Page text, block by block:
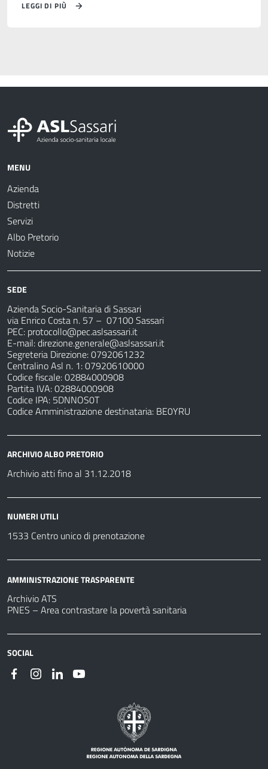
LEGGI DI PIÙ
MENU
Azienda
Distretti
Servizi
Albo Pretorio
Notizie
SEDE
Azienda Socio-Sanitaria di Sassari
via Enrico Costa n. 57 – 07100 Sassari
PEC: protocollo@pec.aslsassari.it
E-mail:direzione.generale@aslsassari.it
Segreteria Direzione: 0792061232
Centralino Asl n. 1: 07920610000
Codice fiscale: 02884000908
Partita IVA: 02884000908
Codice IPA: 5DNNOS0T
Codice Amministrazione destinataria: BE0YRU
ARCHIVIO ALBO PRETORIO
Archivio atti fino al 31.12.2018
NUMERI UTILI
1533 Centro unico di prenotazione
AMMINISTRAZIONE TRASPARENTE
Archivio ATS
PNES – Area contrastare la povertà sanitaria
SOCIAL